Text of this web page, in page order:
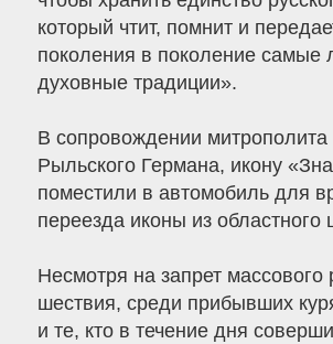
который чтит, помнит и
поколения в поколение самые
духовные традиции».
В сопровождении митрополита
Рыльского Германа, икону
поместили в автомобиль для
переезда иконы из областного
Несмотря на запрет массового
шествия, среди прибывших
и те, кто в течение дня